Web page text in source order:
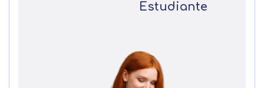
Estudiante